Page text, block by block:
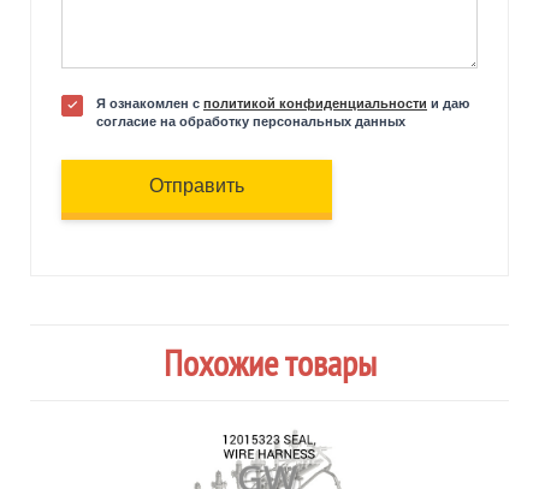
Я ознакомлен с политикой конфиденциальности и даю
согласие на обработку персональных данных
Отправить
Похожие товары